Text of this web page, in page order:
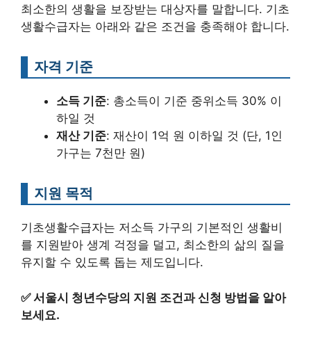
최소한의 생활을 보장받는 대상자를 말합니다. 기초
생활수급자는 아래와 같은 조건을 충족해야 합니다.
자격 기준
소득 기준: 총소득이 기준 중위소득 30% 이
하일 것
재산 기준: 재산이 1억 원 이하일 것 (단, 1인
가구는 7천만 원)
지원 목적
기초생활수급자는 저소득 가구의 기본적인 생활비
를 지원받아 생계 걱정을 덜고, 최소한의 삶의 질을
유지할 수 있도록 돕는 제도입니다.
✅서울시 청년수당의 지원 조건과 신청 방법을 알아
보세요.